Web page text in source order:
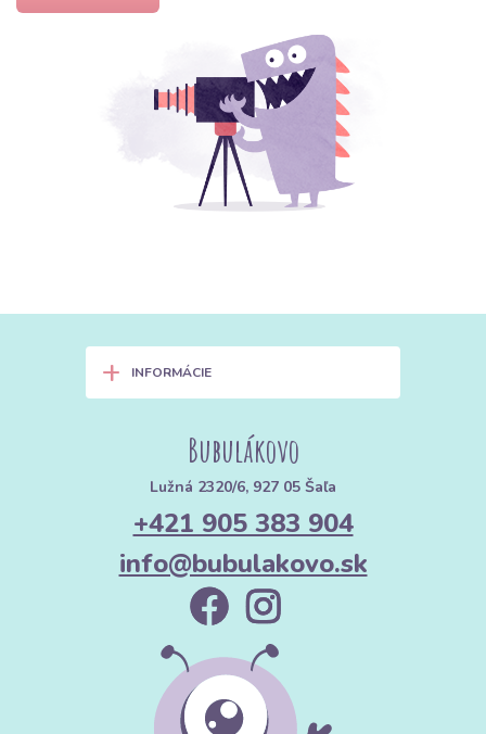
+ INFORMÁCIE
Bubulákovo
Lužná 2320/6, 927 05 Šaľa
+421 905 383 904
info@bubulakovo.sk